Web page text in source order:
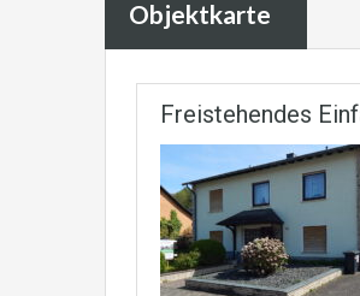
Objektkarte
Freistehendes